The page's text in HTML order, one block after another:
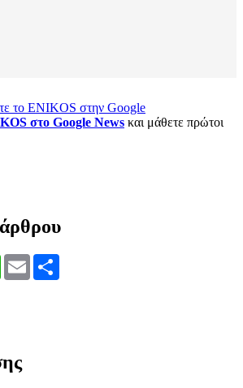
το ENIKOS στην Google
στο Google News και μάθετε πρώτοι
WhatsApp
Email